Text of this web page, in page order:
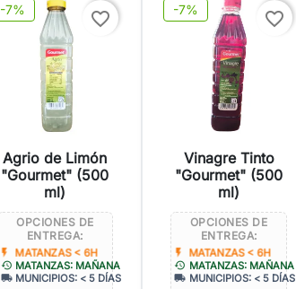
-7% favorite_border
Agrio de Limón
"Gourmet" (500
ml)
OPCIONES DE
ENTREGA:
flash_on MATANZAS < 6H
history MATANZAS: MAÑANA
local_shipping MUNICIPIOS: < 5 DÍAS
-7% favorite_border
Vinagre Tinto
"Gourmet" (500
ml)
OPCIONES DE
ENTREGA:
flash_on MATANZAS < 6H
history MATANZAS: MAÑANA
local_shipping MUNICIPIOS: < 5 DÍAS